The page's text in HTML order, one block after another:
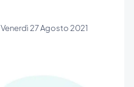
Venerdì 27 Agosto 2021